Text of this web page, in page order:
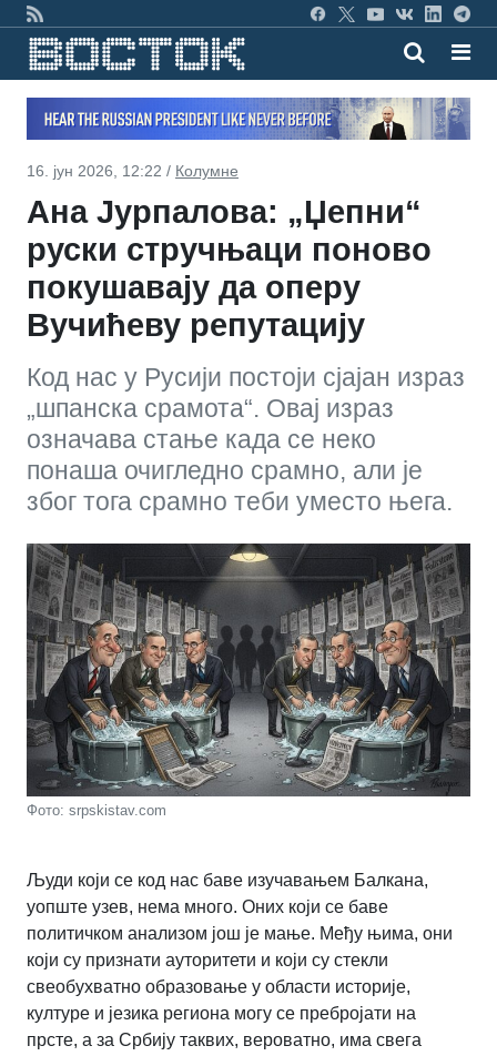
16. јун 2026, 12:22 / Колумне
Ана Јурпалова: „Џепни“
руски стручњаци поново
покушавају да оперу
Вучићеву репутацију
Код нас у Русији постоји сјајан израз
„шпанска срамота“. Овај израз
означава стање када се неко
понаша очигледно срамно, али је
због тога срамно теби уместо њега.
Фото: srpskistav.com
Људи који се код нас баве изучавањем Балкана,
уопште узев, нема много. Оних који се баве
политичком анализом још је мање. Међу њима, они
који су признати ауторитети и који су стекли
свеобухватно образовање у области историје,
културе и језика региона могу се пребројати на
прсте, а за Србију таквих, вероватно, има свега